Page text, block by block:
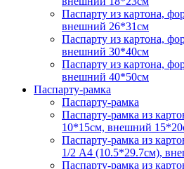
Паспарту из картона,
внешний 26*31см
Паспарту из картона,
внешний 30*40см
Паспарту из картона,
внешний 40*50см
Паспарту-рамка
Паспарту-рамка
Паспарту-рамка из
10*15см, внешний
Паспарту-рамка из
1/2 А4 (10.5*29.7см),
Паспарту-рамка из